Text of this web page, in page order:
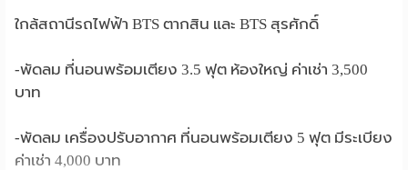
ใกล้สถานีรถไฟฟ้า BTS ตากสิน และ BTS สุรศักดิ์
-พัดลม ที่นอนพร้อมเตียง 3.5 ฟุต ห้องใหญ่ ค่าเช่า 3,500
บาท
-พัดลม เครื่องปรับอากาศ ที่นอนพร้อมเตียง 5 ฟุต มีระเบียง
ค่าเช่า 4,000 บาท